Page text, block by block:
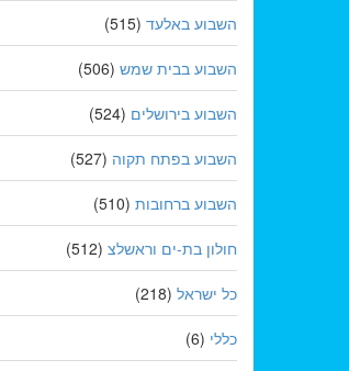
השבוע באלעד (515)
השבוע בבית שמש (506)
השבוע בירושלים (524)
השבוע בפתח תקוה (527)
השבוע ברחובות (510)
חולון בת-ים וראשלצ (512)
כל ישראל (218)
כללי (6)